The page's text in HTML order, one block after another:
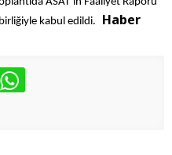
kabul edildi.
Haber